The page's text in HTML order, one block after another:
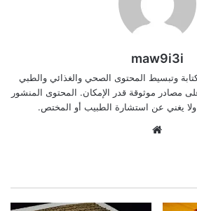
maw9i3i
وتبسيط المحتوى الصحي والغذائي والطبي
مصادر موثوقة قدر الإمكان. المحتوى المنشور
يغني عن استشارة الطبيب أو المختص.